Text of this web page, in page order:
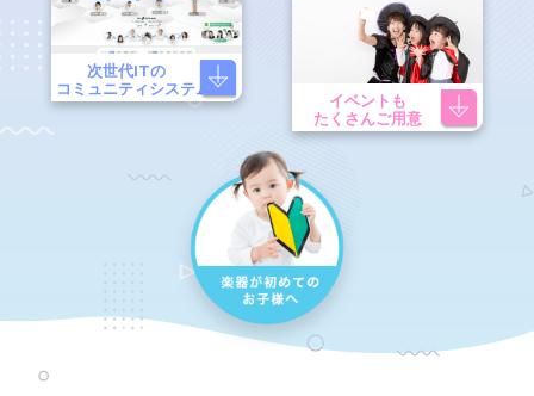
次世代ITの
コミュニティシステム
イベントも
たくさんご用意